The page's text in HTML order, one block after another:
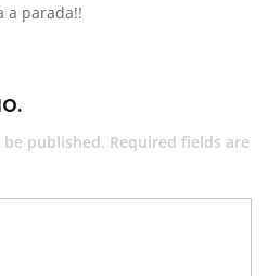
a parada!!
published. Required fields are